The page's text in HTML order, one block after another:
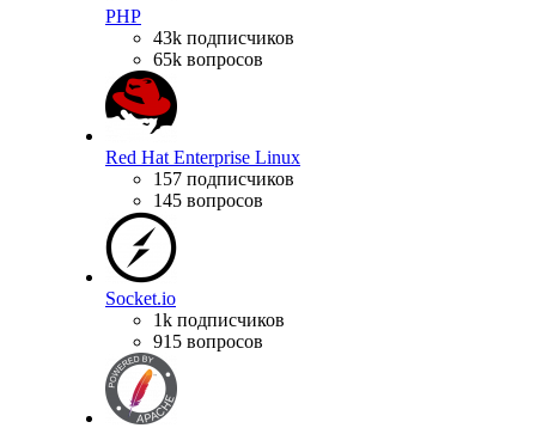
PHP
43k подписчиков
65k вопросов
Red Hat Enterprise Linux
157 подписчиков
145 вопросов
Socket.io
1k подписчиков
915 вопросов